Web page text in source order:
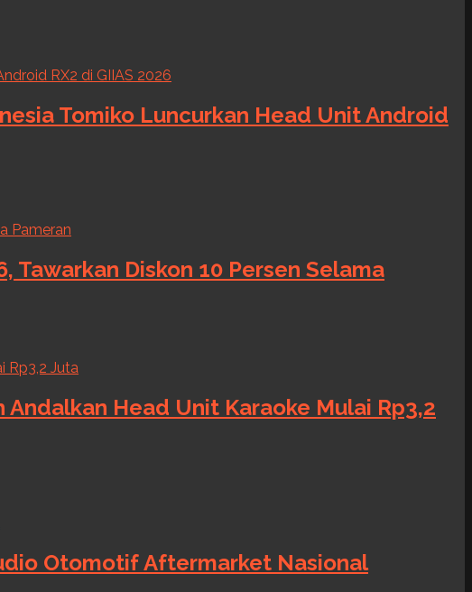
Tomiko Luncurkan Head Unit Android
Tawarkan Diskon 10 Persen Selama
Head Unit Karaoke Mulai Rp3,2
Otomotif Aftermarket Nasional